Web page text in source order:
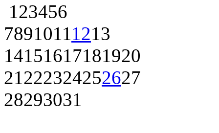
123456
78910111213
14151617181920
21222324252627
28293031